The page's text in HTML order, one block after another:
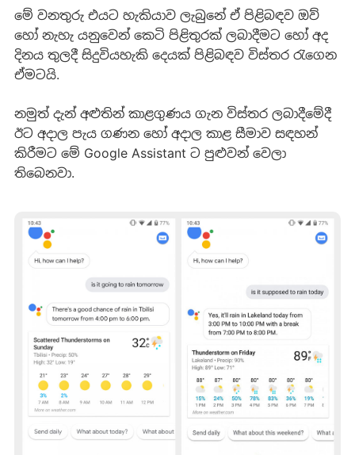
මේ වනතුරු එයට හැකියාව ලැබුනේ ඒ පිළිබඳව ඔව්
හෝ නැහැ යනුවෙන් කෙටි පිළිතුරක් ලබාදීමට හෝ අද
දිනය තුලදී සිදුවියහැකි දෙයක් පිළිබඳව විස්තර රැගෙන
ඒමටයි.
නමුත් දැන් අළුතින් කාළගුණය ගැන විස්තර ලබාදීමේදී
ඊට අදාල පැය ගණන හෝ අදාල කාළ සීමාව සඳහන්
කිරීමට මේ Google Assistant ට පුළුවන් වෙලා
තිබෙනවා.